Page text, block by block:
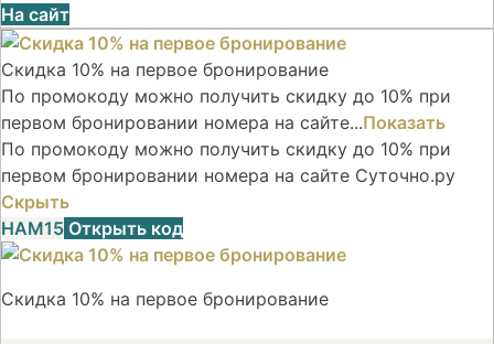
На сайт
Скидка 10% на первое бронирование
По промокоду можно получить скидку до 10% при
первом бронировании номера на сайте...Показать
По промокоду можно получить скидку до 10% при
первом бронировании номера на сайте Суточно.ру
Скрыть
НАМ15 Открыть код
Скидка 10% на первое бронирование